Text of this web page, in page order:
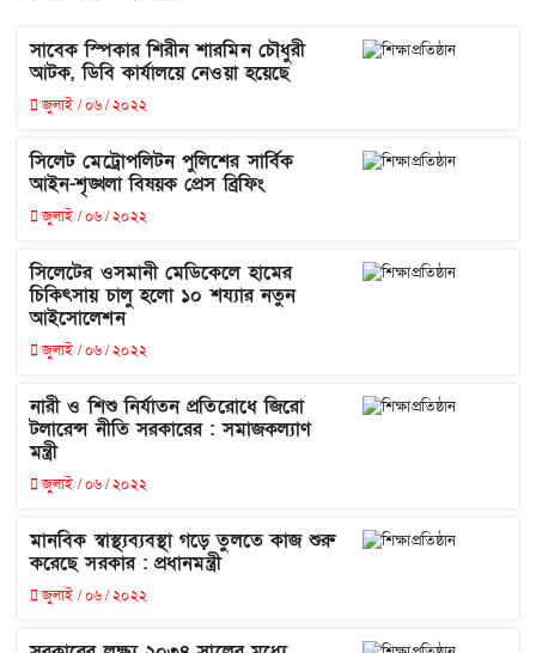
সাবেক স্পিকার শিরীন শারমিন চৌধুরী
আটক, ডিবি কার্যালয়ে নেওয়া হয়েছে
জুলাই / ০৬ / ২০২২
সিলেট মেট্রোপলিটন পুলিশের সার্বিক
আইন-শৃঙ্খলা বিষয়ক প্রেস ব্রিফিং
জুলাই / ০৬ / ২০২২
সিলেটের ওসমানী মেডিকেলে হামের
চিকিৎসায় চালু হলো ১০ শয্যার নতুন
আইসোলেশন
জুলাই / ০৬ / ২০২২
নারী ও শিশু নির্যাতন প্রতিরোধে জিরো
টলারেন্স নীতি সরকারের : সমাজকল্যাণ
মন্ত্রী
জুলাই / ০৬ / ২০২২
মানবিক স্বাস্থ্যব্যবস্থা গড়ে তুলতে কাজ শুরু
করেছে সরকার : প্রধানমন্ত্রী
জুলাই / ০৬ / ২০২২